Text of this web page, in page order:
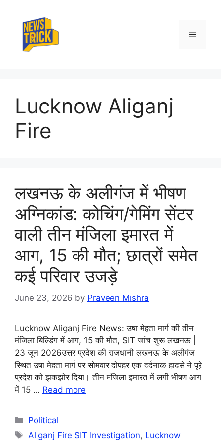
content
Menu
Lucknow Aliganj
Fire
लखनऊ के अलीगंज में भीषण
अग्निकांड: कोचिंग/गेमिंग सेंटर
वाली तीन मंजिला इमारत में
आग, 15 की मौत; छात्रों समेत
कई परिवार उजड़े
June 23, 2026 by Praveen Mishra
Lucknow Aliganj Fire News: उषा मेहता मार्ग की तीन
मंजिला बिल्डिंग में आग, 15 की मौत, SIT जांच शुरू लखनऊ |
23 जून 2026उत्तर प्रदेश की राजधानी लखनऊ के अलीगंज
स्थित उषा मेहता मार्ग पर सोमवार दोपहर एक दर्दनाक हादसे ने पूरे
प्रदेश को झकझोर दिया। तीन मंजिला इमारत में लगी भीषण आग
में 15 … Read more
Categories
Political
Tags
Aliganj Fire SIT Investigation, Lucknow